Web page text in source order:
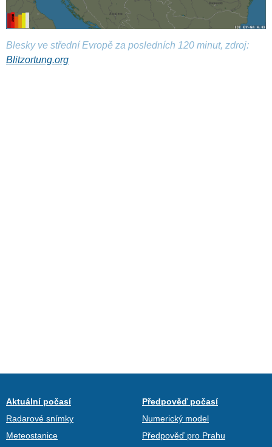
Blesky ve střední Evropě za posledních 120 minut, zdroj:
Blitzortung.org
Aktuální počasí
Radarové snímky
Meteostanice
Předpověď počasí
Numerický model
Předpověď pro Prahu